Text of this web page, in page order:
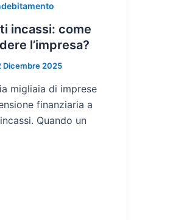
incassi: come
l’impresa?
Dicembre 2025
migliaia di imprese
finanziaria a
Quando un